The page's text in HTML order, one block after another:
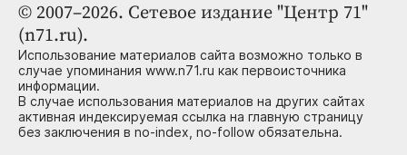
© 2007–2026. Сетевое издание "Центр 71"
(n71.ru).
Использование материалов сайта возможно только в
случае упоминания www.n71.ru как первоисточника
информации.
В случае использования материалов на других сайтах
активная индексируемая ссылка на главную страницу
без заключения в no-index, no-follow обязательна.